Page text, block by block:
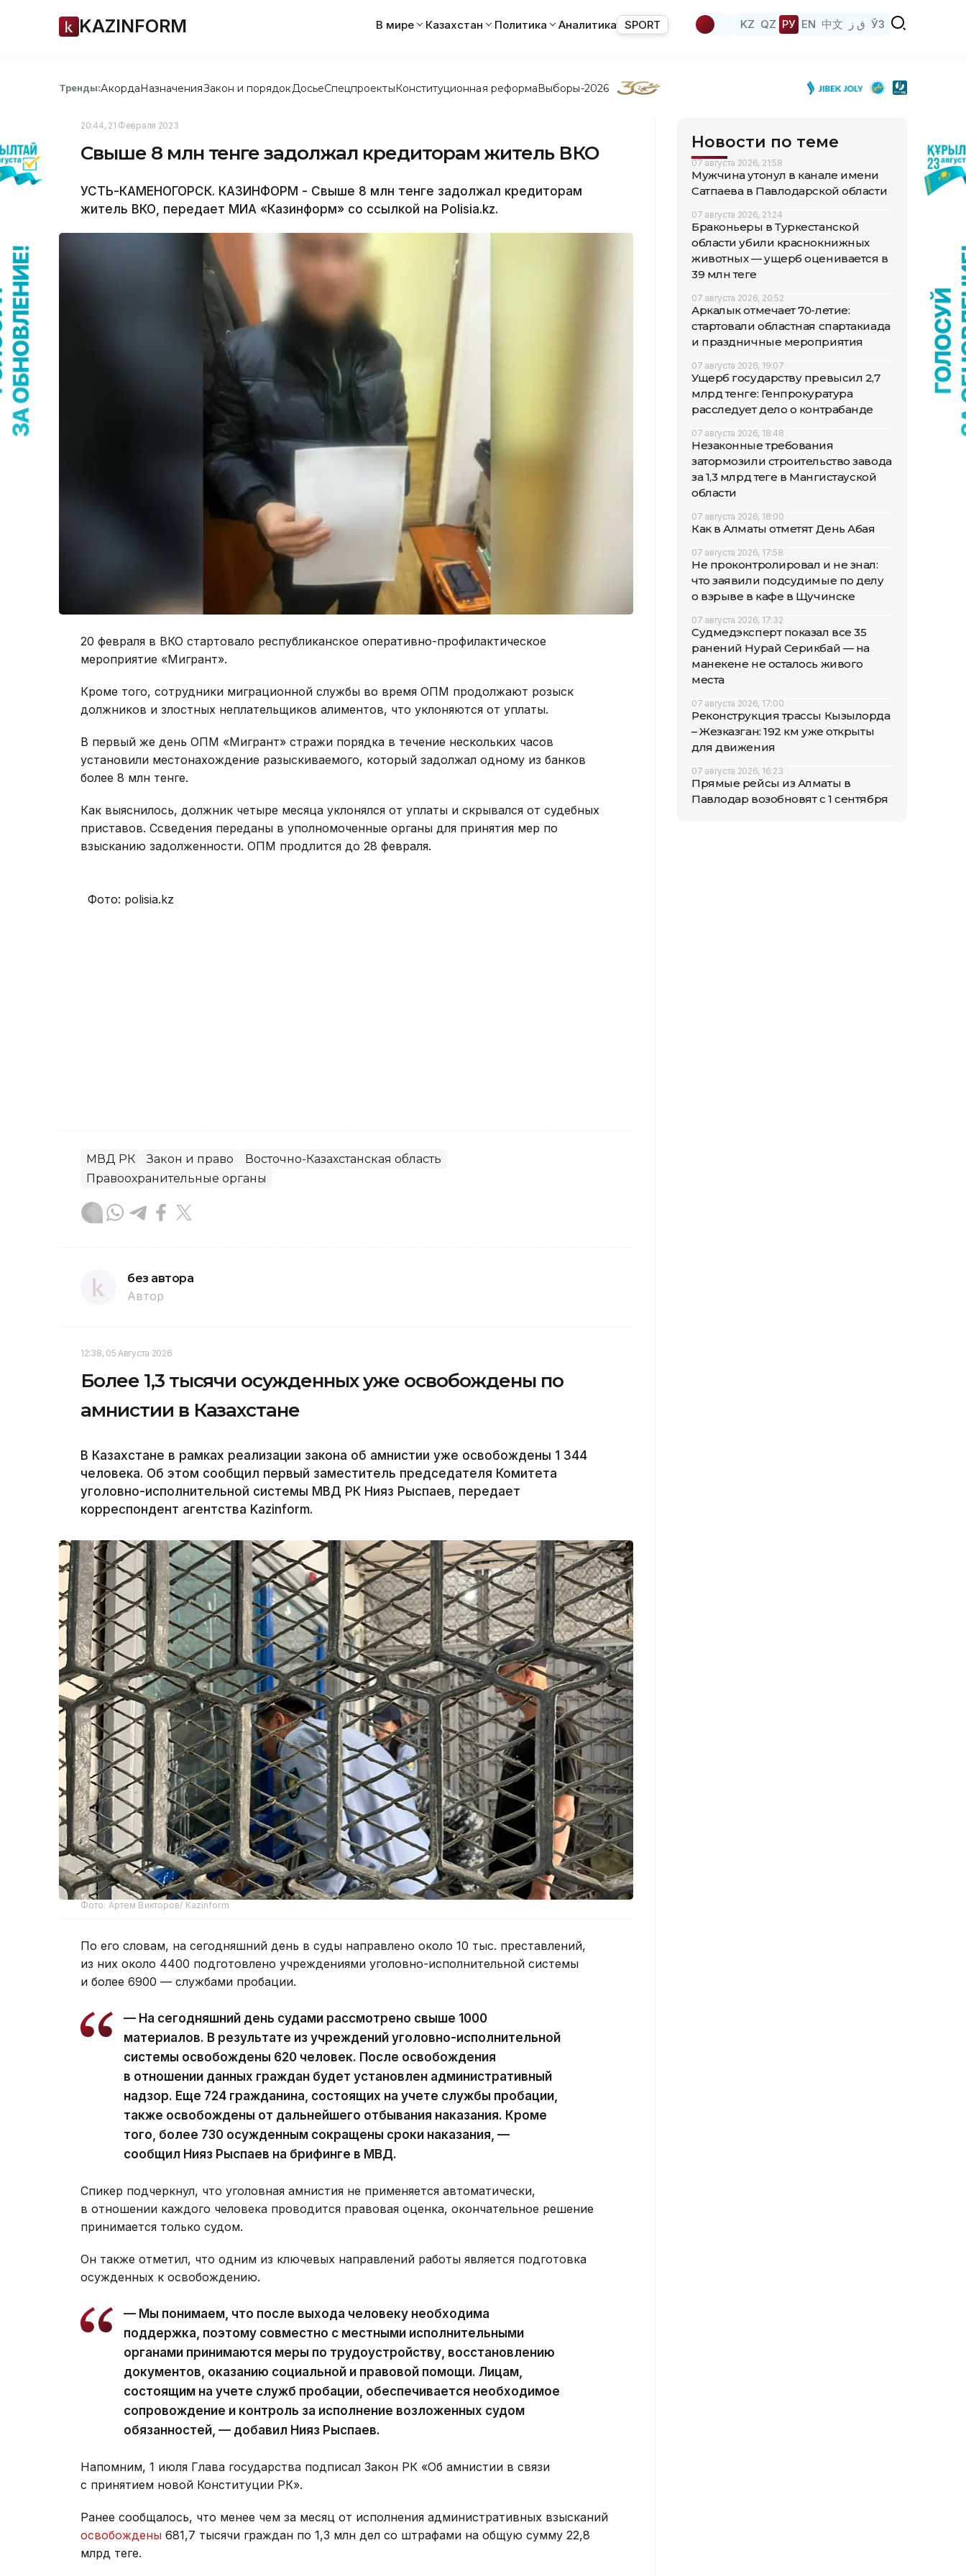
KAZINFORM В мире Казахстан Политика Аналитика SPORT KZ QZ РУ EN 中文 ق ز ЎЗ
Тренды:АкордаНазначенияЗакон и порядок ДосьеСпецпроектыКонституционная реформаВыборы-2026
20:44, 21 Февраля 2023
Свыше 8 млн тенге задолжал кредиторам житель ВКО
УСТЬ-КАМЕНОГОРСК. КАЗИНФОРМ - Свыше 8 млн тенге задолжал кредиторам
житель ВКО, передает МИА «Казинформ» со ссылкой на Polisia.kz.
20 февраля в ВКО стартовало республиканское оперативно-профилактическое
мероприятие «Мигрант».
Кроме того, сотрудники миграционной службы во время ОПМ продолжают розыск
должников и злостных неплательщиков алиментов, что уклоняются от уплаты.
В первый же день ОПМ «Мигрант» стражи порядка в течение нескольких часов
установили местонахождение разыскиваемого, который задолжал одному из банков
более 8 млн тенге.
Как выяснилось, должник четыре месяца уклонялся от уплаты и скрывался от судебных
приставов. Ссведения переданы в уполномоченные органы для принятия мер по
взысканию задолженности. ОПМ продлится до 28 февраля.
Фото: polisia.kz
МВД РК Закон и право
Восточно-Казахстанская область
Правоохранительные органы
без автора
Автор
12:38, 05 Августа 2026
Более 1,3 тысячи осужденных уже освобождены по
амнистии в Казахстане
В Казахстане в рамках реализации закона об амнистии уже освобождены 1 344
человека. Об этом сообщил первый заместитель председателя Комитета
уголовно-исполнительной системы МВД РК Нияз Рыспаев, передает
корреспондент агентства Kazinform.
Фото: Артем Викторов/ Kazinform
По его словам, на сегодняшний день в суды направлено около 10 тыс. преставлений,
из них около 4400 подготовлено учреждениями уголовно-исполнительной системы
и более 6900 — службами пробации.
— На сегодняшний день судами рассмотрено свыше 1000
материалов. В результате из учреждений уголовно-исполнительной
системы освобождены 620 человек. После освобождения
в отношении данных граждан будет установлен административный
надзор. Еще 724 гражданина, состоящих на учете службы пробации,
также освобождены от дальнейшего отбывания наказания. Кроме
того, более 730 осужденным сокращены сроки наказания, —
сообщил Нияз Рыспаев на брифинге в МВД.
Спикер подчеркнул, что уголовная амнистия не применяется автоматически,
в отношении каждого человека проводится правовая оценка, окончательное решение
принимается только судом.
Он также отметил, что одним из ключевых направлений работы является подготовка
осужденных к освобождению.
— Мы понимаем, что после выхода человеку необходима
поддержка, поэтому совместно с местными исполнительными
органами принимаются меры по трудоустройству, восстановлению
документов, оказанию социальной и правовой помощи. Лицам,
состоящим на учете служб пробации, обеспечивается необходимое
сопровождение и контроль за исполнение возложенных судом
обязанностей, — добавил Нияз Рыспаев.
Напомним, 1 июля Глава государства подписал Закон РК «Об амнистии в связи
с принятием новой Конституции РК».
Ранее сообщалось, что менее чем за месяц от исполнения административных взысканий
освобождены 681,7 тысячи граждан по 1,3 млн дел со штрафами на общую сумму 22,8
млрд теңге.
Новости по теме
07 августа 2026, 21:58
Мужчина утонул в канале имени
Сатпаева в Павлодарской области
07 августа 2026, 21:24
Браконьеры в Туркестанской
области убили краснокнижных
животных — ущерб оценивается в
39 млн теңге
07 августа 2026, 20:52
Аркалык отмечает 70-летие:
стартовали областная спартакиада
и праздничные мероприятия
07 августа 2026, 19:07
Ущерб государству превысил 2,7
млрд тенге: Генпрокуратура
расследует дело о контрабанде
07 августа 2026, 18:48
Незаконные требования
затормозили строительство завода
за 1,3 млрд теңге в Мангистауской
области
07 августа 2026, 18:00
Как в Алматы отметят День Абая
07 августа 2026, 17:58
Не проконтролировал и не знал:
что заявили подсудимые по делу
о взрыве в кафе в Щучинске
07 августа 2026, 17:32
Судмедэксперт показал все 35
ранений Нурай Серикбай — на
манекене не осталось живого
места
07 августа 2026, 17:00
Реконструкция трассы Кызылорда
– Жезказган: 192 км уже открыты
для движения
07 августа 2026, 16:23
Прямые рейсы из Алматы в
Павлодар возобновят с 1 сентября